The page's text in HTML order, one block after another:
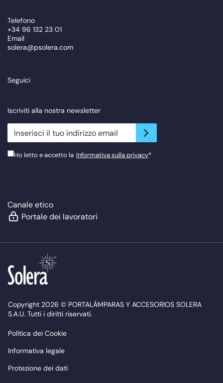
Telefono
+34 96 132 23 01
Email
solera@psolera.com
Seguici
Iscriviti alla nostra newsletter
newsletter.suscribe
Ho letto e accetto la Informativa sulla privacy*
Canale etico
Portale dei lavoratori
Copyright 2026 © PORTALÁMPARAS Y ACCESORIOS SOLERA
S.A.U. Tutti i diritti riservati.
Politica dei Cookie
Informativa legale
Protezione dei dati